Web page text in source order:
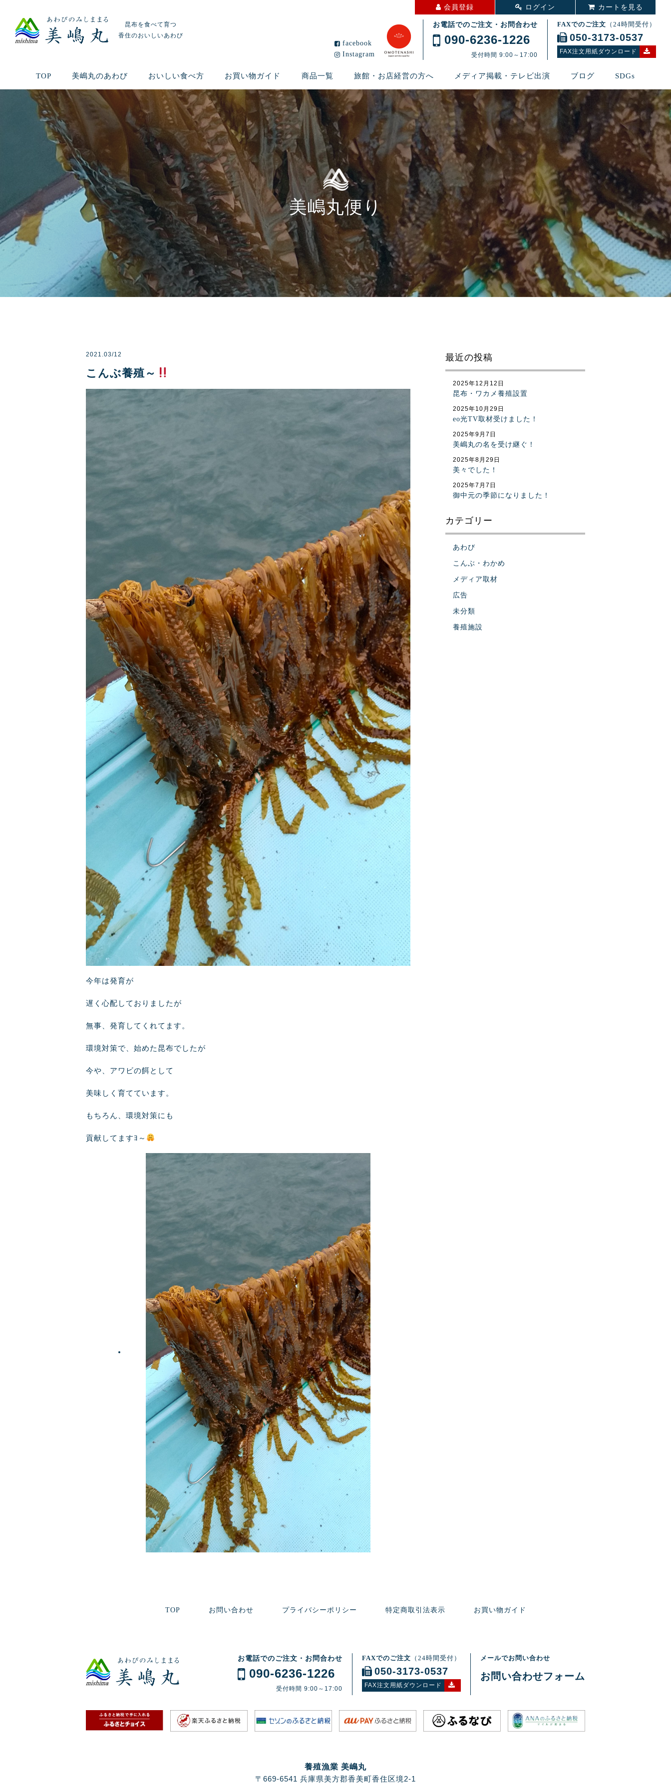
昆布を食べて育つ
香住のおいしいあわび
会員登録 ログイン カートを見る
facebook
Instagram
お電話でのご注文・お問合わせ
090‑6236‑1226
受付時間 9:00～17:00
FAXでのご注文 （24時間受付）
050-3173-0537
FAX注文用紙ダウンロード
TOP 美嶋丸のあわび おいしい食べ方 お買い物ガイド 商品一覧 旅館・お店経営の方へ メディア掲載・テレビ出演 ブログ SDGs
美嶋丸便り
2021.03/12
こんぶ養殖～
今年は発育が
遅く心配しておりましたが
無事、発育してくれてます。
環境対策で、始めた昆布でしたが
今や、アワビの餌として
美味しく育てています。
もちろん、環境対策にも
貢献してますﾖ～
最近の投稿
昆布・ワカメ養殖設置
2025年12月12日
eo光TV取材受けました！
2025年10月29日
美嶋丸の名を受け継ぐ！
2025年9月7日
美々でした！
2025年8月29日
御中元の季節になりました！
2025年7月7日
カテゴリー
あわび
こんぶ・わかめ
メディア取材
広告
未分類
養殖施設
TOP お問い合わせ プライバシーポリシー 特定商取引法表示 お買い物ガイド
お電話でのご注文・お問合わせ
090‑6236‑1226
受付時間 9:00～17:00
FAXでのご注文 （24時間受付）
050-3173-0537
FAX注文用紙ダウンロード
メールでお問い合わせ
お問い合わせフォーム
養殖漁業 美嶋丸
〒669-6541 兵庫県美方郡香美町香住区境2-1